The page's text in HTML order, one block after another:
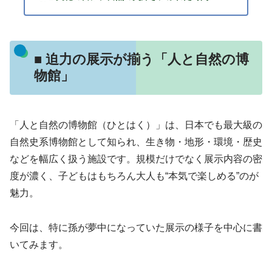
■ 迫力の展示が揃う「人と自然の博
物館」
「人と自然の博物館（ひとはく）」は、日本でも最大級の
自然史系博物館として知られ、生き物・地形・環境・歴史
などを幅広く扱う施設です。規模だけでなく展示内容の密
度が濃く、子どもはもちろん大人も“本気で楽しめる”のが
魅力。
今回は、特に孫が夢中になっていた展示の様子を中心に書
いてみます。